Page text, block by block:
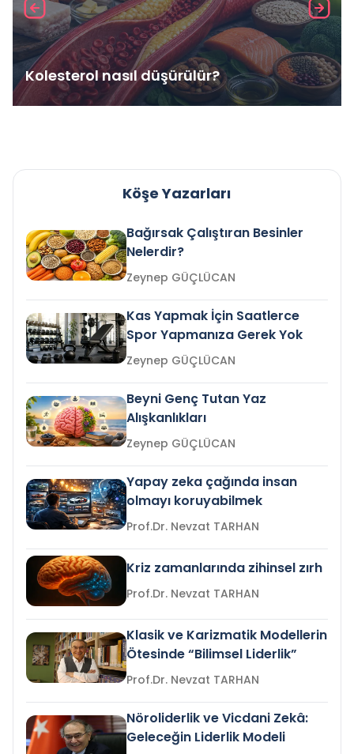
Kolesterol nasıl düşürülür?
Köşe Yazarları
Bağırsak Çalıştıran Besinler
Nelerdir?
Zeynep GÜÇLÜCAN
Kas Yapmak İçin Saatlerce
Spor Yapmanıza Gerek Yok
Zeynep GÜÇLÜCAN
Beyni Genç Tutan Yaz
Alışkanlıkları
Zeynep GÜÇLÜCAN
Yapay zeka çağında insan
olmayı koruyabilmek
Prof.Dr. Nevzat TARHAN
Kriz zamanlarında zihinsel zırh
Prof.Dr. Nevzat TARHAN
Klasik ve Karizmatik Modellerin
Ötesinde “Bilimsel Liderlik”
Prof.Dr. Nevzat TARHAN
Nöroliderlik ve Vicdani Zekâ:
Geleceğin Liderlik Modeli